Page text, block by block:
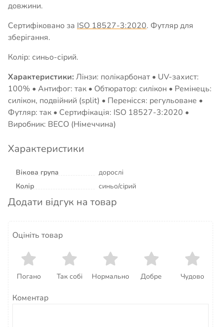
довжини.
Сертифіковано за ISO 18527-3:2020. Футляр для
зберігання.
Колір: синьо-сірий.
Характеристики: Лінзи: полікарбонат • UV-захист:
100% • Антифог: так • Обтюратор: силікон • Ремінець:
силікон, подвійний (split) • Перенісся: регульоване •
Футляр: так • Сертифікація: ISO 18527-3:2020 •
Виробник: BECO (Німеччина)
Характеристики
Вікова група
дорослі
Колір
синьо/сірий
Додати відгук на товар
Оцініть товар
Погано Так собі Нормально Добре Чудово
Коментар